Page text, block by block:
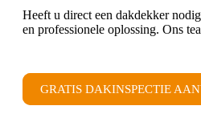
Heeft u direct een dakdekker
en professionele oplossing. Ons
GRATIS DAKINSPECTIE